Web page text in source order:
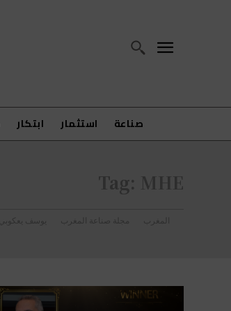
صناعة استثمار ابتكار
Tag: MHE
المغرب مجلة صناعة المغرب يوسف يعكوبي